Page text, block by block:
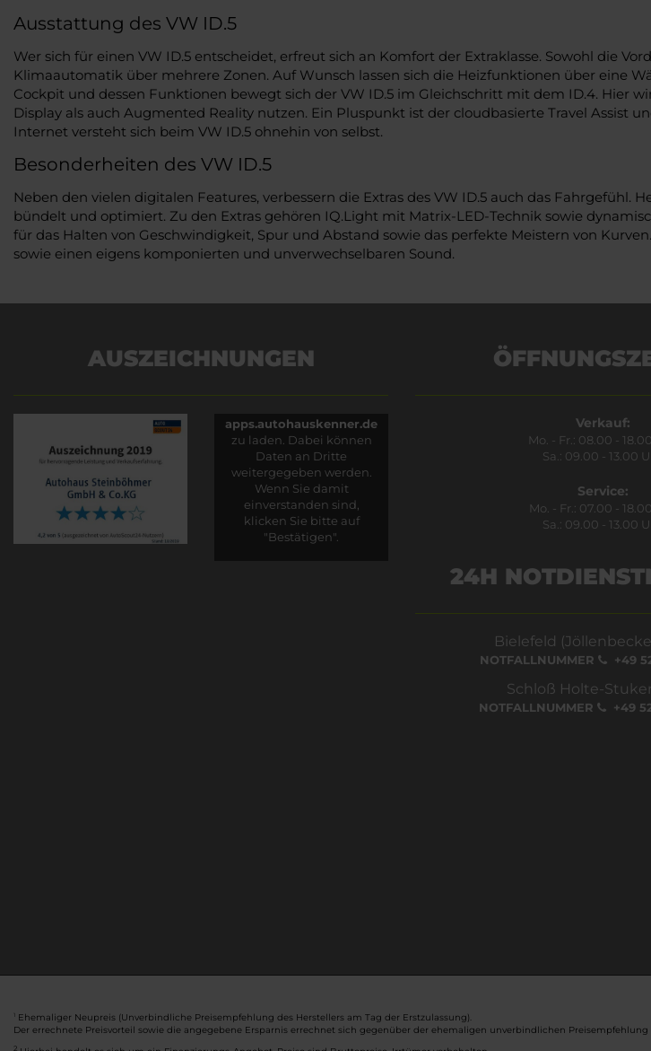
Ausstattung des VW ID.5
Wer sich für einen VW ID.5 entscheidet, erfreut sich an Komfort der Extraklasse. Sowohl die
Klimaautomatik über mehrere Zonen. Auf Wunsch lassen sich die Heizfunktionen über eine
Cockpit und dessen Funktionen bewegt sich der VW ID.5 im Gleichschritt mit dem ID.4. Hier
Display als auch Augmented Reality nutzen. Ein Pluspunkt ist der cloudbasierte Travel Assist
Internet versteht sich beim VW ID.5 ohnehin von selbst.
Besonderheiten des VW ID.5
Neben den vielen digitalen Features, verbessern die Extras des VW ID.5 auch das
bündelt und optimiert. Zu den Extras gehören IQ.Light mit Matrix-LED-Technik sowie
für das Halten von Geschwindigkeit, Spur und Abstand sowie das perfekte Meistern von
sowie einen eigens komponierten und unverwechselbaren Sound.
AUSZEICHNUNGEN
apps.autohauskenner.de
zu laden. Dabei können
Daten an Dritte
weitergegeben werden.
Wenn Sie damit
einverstanden sind,
klicken Sie bitte auf
"Bestätigen".
Verkauf:
Mo. - Fr.: 08.00 -
Sa.: 09.00 - 13.00
Service:
Mo. - Fr.: 07.00 -
Sa.: 09.00 - 13.00
24H
Bielefeld
NOTFALLNUMMER +49
Schloß Holte-
NOTFALLNUMMER +49
1 Ehemaliger Neupreis (Unverbindliche Preisempfehlung des Herstellers am Tag der Erstzulassung).
Der errechnete Preisvorteil sowie die angegebene Ersparnis errechnet sich gegenüber der ehemaligen unverbindlichen Preisempfehlung
2